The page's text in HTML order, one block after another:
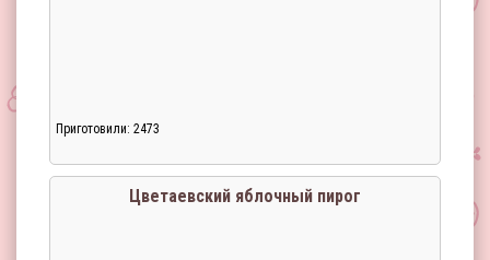
Приготовили: 2473
Цветаевский яблочный пирог